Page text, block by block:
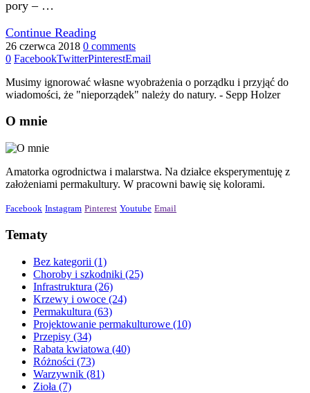
pory – …
Continue Reading
26 czerwca 2018 0 comments
0 FacebookTwitterPinterestEmail
Musimy ignorować własne wyobrażenia o porządku i przyjąć do
wiadomości, że "nieporządek" należy do natury. - Sepp Holzer
O mnie
Amatorka ogrodnictwa i malarstwa. Na działce eksperymentuję z
założeniami permakultury. W pracowni bawię się kolorami.
Facebook Instagram Pinterest Youtube Email
Tematy
Bez kategorii (1)
Choroby i szkodniki (25)
Infrastruktura (26)
Krzewy i owoce (24)
Permakultura (63)
Projektowanie permakulturowe (10)
Przepisy (34)
Rabata kwiatowa (40)
Różności (73)
Warzywnik (81)
Zioła (7)